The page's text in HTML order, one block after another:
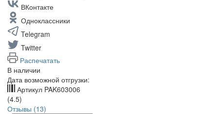
ВКонтакте
Одноклассники
Telegram
Twitter
Распечатать
В наличии
Дата возможной отгрузки:
Артикул PAK603006
(4.5)
Отзывы (13)